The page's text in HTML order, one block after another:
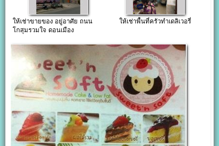
ให้เช่าขายของ อยู่อาศัย ถนน
โกสุมรวมใจ ดอนเมือง
ให้เช่าพื้นที่ครัวทำเดลิเวอรี่